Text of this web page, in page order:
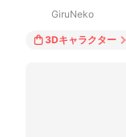
GiruNeko
3Dキャラクター